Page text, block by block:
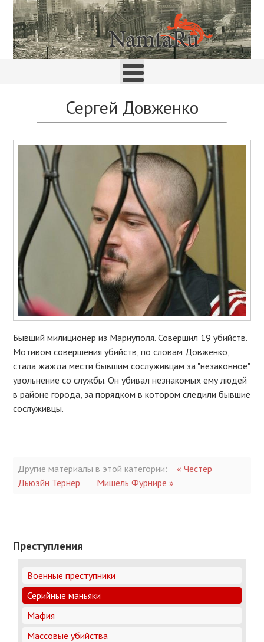
Сергей Довженко
Бывший милиционер из Мариуполя. Совершил 19 убийств.
Мотивом совершения убийств, по словам Довженко,
стала жажда мести бывшим сослуживцам за "незаконное"
увольнение со службы. Он убивал незнакомых ему людей
в районе города, за порядком в котором следили бывшие
сослуживцы.
Другие материалы в этой категории:
« Честер
Дьюэйн Тернер
Мишель Фурнире »
Преступления
Военные преступники
Серийные маньяки
Мафия
Массовые убийства